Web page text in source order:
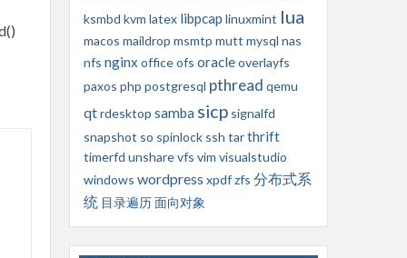
ksmbd kvm latex libpcap linuxmint lua
macos maildrop msmtp mutt mysql nas
nfs nginx officeofs oracleoverlayfs
paxos php postgresql pthread qemu
qtrdesktop samba sicp signalfd
snapshot so spinlock ssh tarthrift
timerfd unsharevfs vim visualstudio
windows wordpress xpdfzfs 分布式系
统 目录遍历面向对象